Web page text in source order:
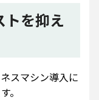
トを抑え
スマシン導入に
。